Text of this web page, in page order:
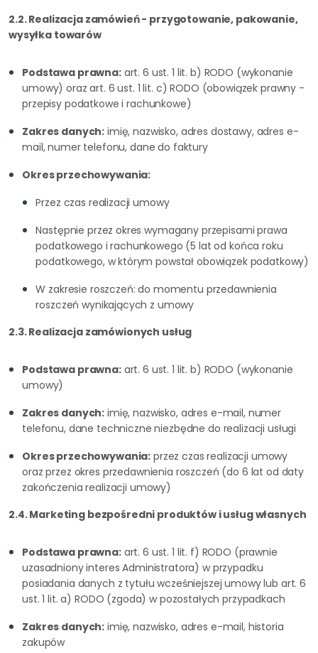
2.2. Realizacja zamówień - przygotowanie, pakowanie,
wysyłka towarów
Podstawa prawna:art. 6 ust. 1 lit. b) RODO (wykonanie
umowy) oraz art. 6 ust. 1 lit. c) RODO (obowiązek prawny -
przepisy podatkowe i rachunkowe)
Zakres danych: imię, nazwisko, adres dostawy, adres e-
mail, numer telefonu, dane do faktury
Okres przechowywania:
Przez czas realizacji umowy
Następnie przez okres wymagany przepisami prawa
podatkowego i rachunkowego (5 lat od końca roku
podatkowego, w którym powstał obowiązek podatkowy)
W zakresie roszczeń: do momentu przedawnienia
roszczeń wynikających z umowy
2.3. Realizacja zamówionych usług
Podstawa prawna:art. 6 ust. 1 lit. b) RODO (wykonanie
umowy)
Zakres danych: imię, nazwisko, adres e-mail, numer
telefonu, dane techniczne niezbędne do realizacji usługi
Okres przechowywania: przez czas realizacji umowy
oraz przez okres przedawnienia roszczeń (do 6 lat od daty
zakończenia realizacji umowy)
2.4. Marketing bezpośredni produktów i usług własnych
Podstawa prawna:art. 6 ust. 1 lit. f) RODO (prawnie
uzasadniony interes Administratora) w przypadku
posiadania danych z tytułu wcześniejszej umowy lub art. 6
ust. 1 lit. a) RODO (zgoda) w pozostałych przypadkach
Zakres danych: imię, nazwisko, adres e-mail, historia
zakupów